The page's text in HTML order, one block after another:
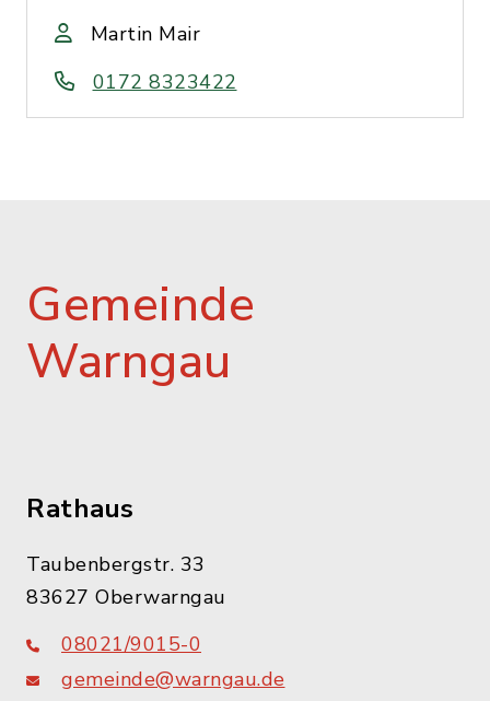
Martin Mair
0172 8323422
Gemeinde
Warngau
Rathaus
Taubenbergstr. 33
83627 Oberwarngau
08021/9015-0
gemeinde@warngau.de